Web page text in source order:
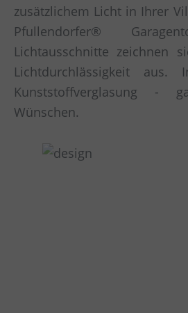
zusätzlichem Licht in Ihrer
Pfullendorfer®
Lichtausschnitte zeichnen
Lichtdurchlässigkeit aus.
Kunststoffverglasung -
Wünschen.